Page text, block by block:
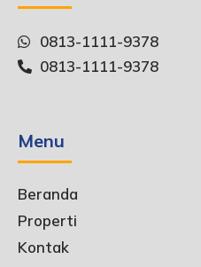
0813-1111-9378
0813-1111-9378
Menu
Beranda
Properti
Kontak